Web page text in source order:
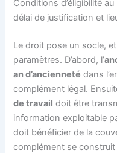
Conditions d’éligibilité
délai de justification et
Le droit pose un socle,
paramètres. D’abord, l’
an d’ancienneté dans
complément légal.
de travail doit être
information exploitable
doit bénéficier de la
complément se construit